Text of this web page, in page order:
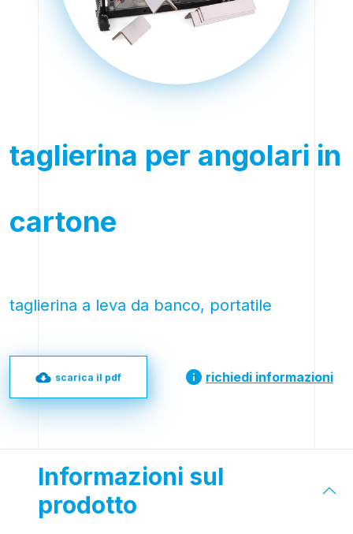
taglierina per angolari in
cartone
taglierina a leva da banco, portatile
scarica il pdf richiedi informazioni
Informazioni sul
prodotto